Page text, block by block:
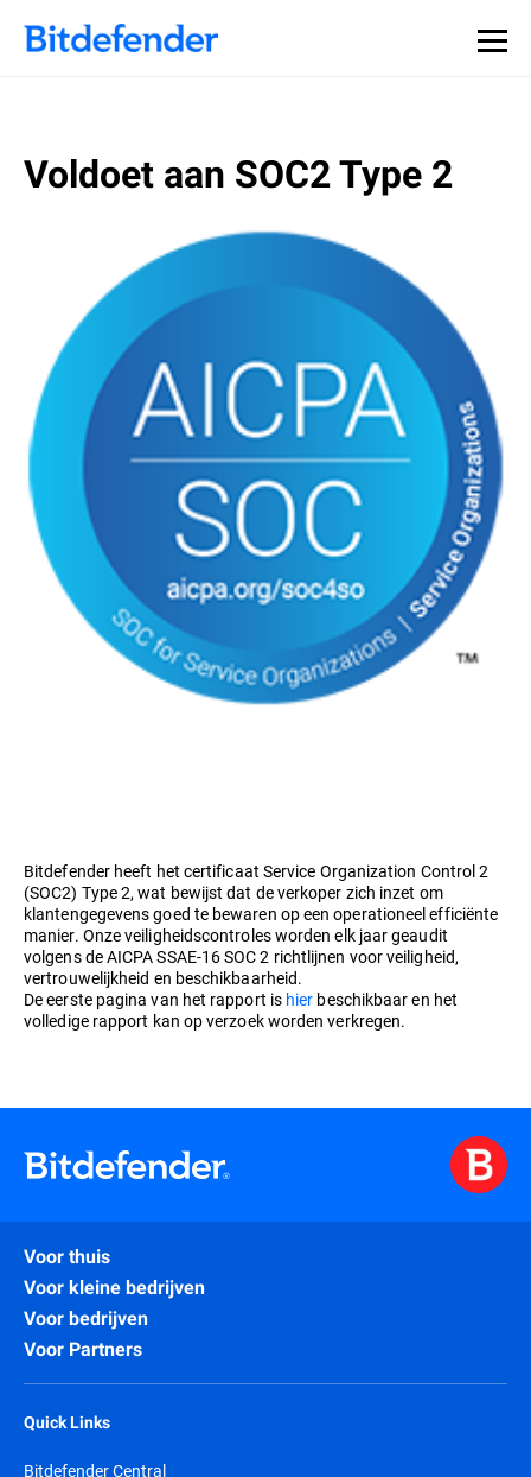
Voldoet aan SOC2 Type 2
Bitdefender heeft het certificaat Service Organization Control 2
(SOC2) Type 2, wat bewijst dat de verkoper zich inzet om
klantengegevens goed te bewaren op een operationeel efficiënte
manier. Onze veiligheidscontroles worden elk jaar geaudit
volgens de AICPA SSAE-16 SOC 2 richtlijnen voor veiligheid,
vertrouwelijkheid en beschikbaarheid.
De eerste pagina van het rapport is hier beschikbaar en het
volledige rapport kan op verzoek worden verkregen.
Voor thuis
Voor kleine bedrijven
Voor bedrijven
Voor Partners
Quick Links
Bitdefender Central